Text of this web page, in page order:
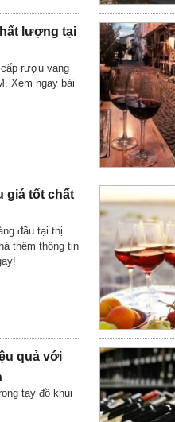
lượng tại
rượu vang
Xem ngay bài
giá tốt chất
đầu tại thị
thêm thông tin
quả với
tay đồ khui